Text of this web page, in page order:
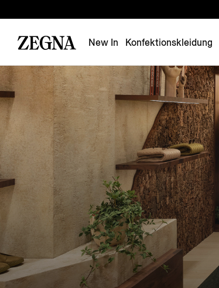
New In Konfektionskleidung